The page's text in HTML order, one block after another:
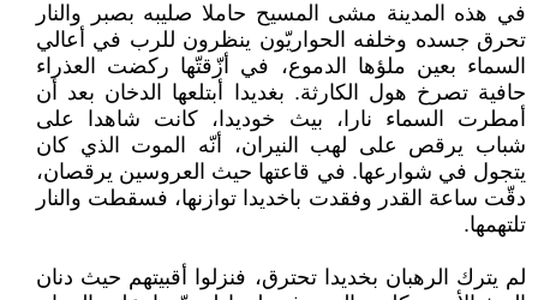
في هذه المدينة مشى المسيح حاملا صليبه بصبر والنار
تحرق جسده وخلفه الحواريّون ينظرون للرب في أعالي
السماء بعين ملؤها الدموع، في أزّقتّها ركضت العذراء
حافية تصرخ هول الكارثة. بغديدا أبتلعها الدخان بعد أن
أمطرت السماء نارا، بيث خوديدا، كانت شاهدا على
شباب يرقص على لهب النيران، أنّه الموت الذي كان
يتجول في شوارعها. في قاعتها حيث العروسين يرقصان،
دقّت ساعة القدر وفقدت باخديدا توازنها، فسقطت والنار
تلتهمها.
لم يترك الرهبان بخديدا تحترق، فنزلوا أقبيتهم حيث دنان